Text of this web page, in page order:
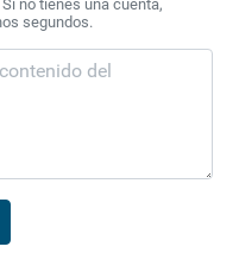
no tienes una cuenta,
segundos.